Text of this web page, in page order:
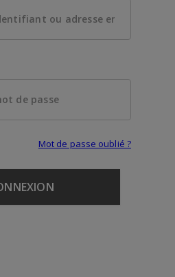
Mot de passe oublié ?